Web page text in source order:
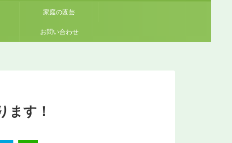
家庭の園芸
お問い合わせ
ます！